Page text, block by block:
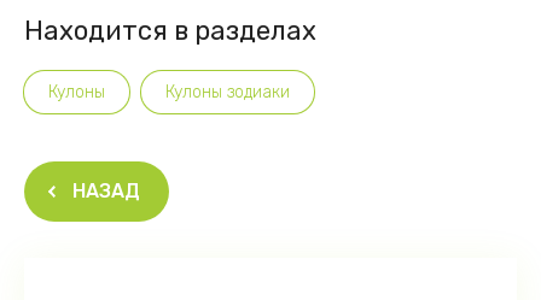
Находится в разделах
Кулоны Кулоны зодиаки
НАЗАД